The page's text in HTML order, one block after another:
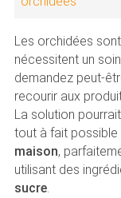
Les orchidées
nécessitent un
demandez peut-
recourir aux
La solution
tout à fait possible
maison,
utilisant des
sucre.